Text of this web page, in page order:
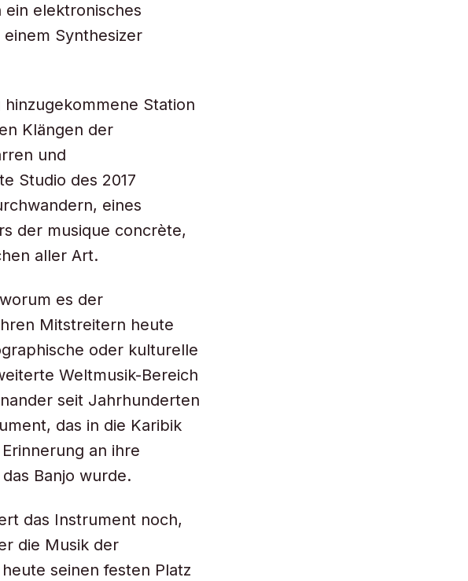
ein elektronisches
Synthesizer
Station
Klängen der
und
Studio des 2017
eines
der musique concrète,
aller Art.
es der
Mitstreitern heute
oder kulturelle
Weltmusik-Bereich
seit Jahrhunderten
das in die Karibik
an ihre
Banjo wurde.
das Instrument noch,
die Musik der
seinen festen Platz